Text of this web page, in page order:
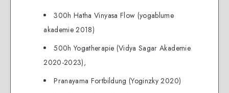
300h Hatha Vinyasa Flow (yogablume
akademie 2018)
500h Yogatherapie (Vidya Sagar Akademie
2020-2023),
Pranayama Fortbildung (Yoginzky 2020)